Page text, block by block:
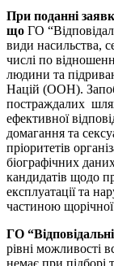
При поданні
що ГО
види насильства,
числі по
людини та
Націй (ООН).
постраждалих
ефективної
домагання та
пріоритетів
біографічних
кандидатів щодо
експлуатації та
частиною щорічної
ГО
рівні можливості
немає при підборі